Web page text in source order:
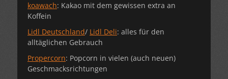
koawach: Kakao mit dem gewissen extra an
Koffein
Lidl Deutschland/ Lidl Deli: alles für den
alltäglichen Gebrauch
Propercorn: Popcorn in vielen (auch neuen)
Geschmacksrichtungen